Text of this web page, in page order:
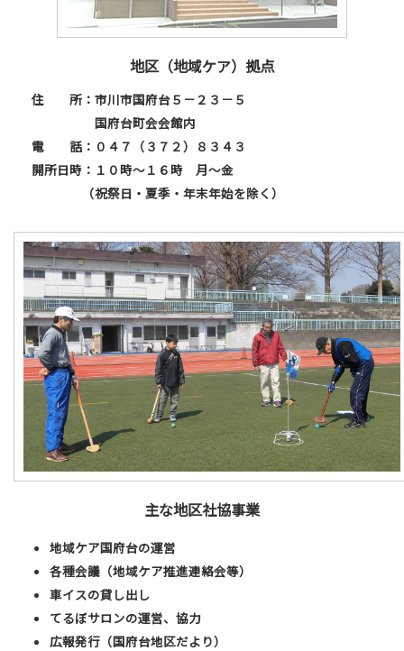
地区（地域ケア）拠点
住 所：市川市国府台５－２３－５
国府台町会会館内
電 話：０４７（３７２）８３４３
開所日時：１０時～１６時 月～金
（祝祭日・夏季・年末年始を除く）
主な地区社協事業
地域ケア国府台の運営
各種会議（地域ケア推進連絡会等）
車イスの貸し出し
てるぼサロンの運営、協力
広報発行（国府台地区だより）